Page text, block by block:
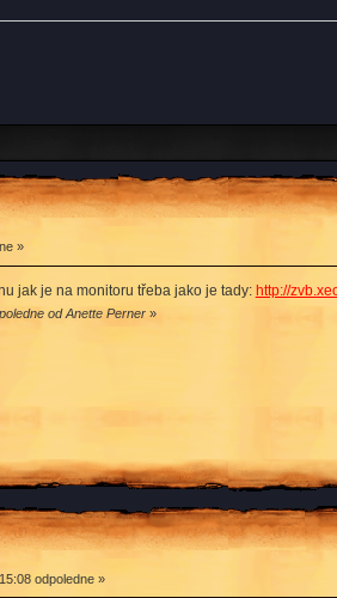
»
jak je na monitoru třeba jako je tady: http://
od Anette Perner»
odpoledne »